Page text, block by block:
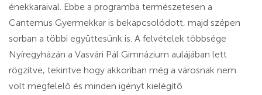
énekkaraival. Ebbe a programba természetesen a
Cantemus Gyermekkar is bekapcsolódott, majd szépen
sorban a többi együttesünk is. A felvételek többsége
Nyíregyházán a Vasvári Pál Gimnázium aulájában lett
rögzítve, tekintve hogy akkoriban még a városnak nem
volt megfelelő és minden igényt kielégítő